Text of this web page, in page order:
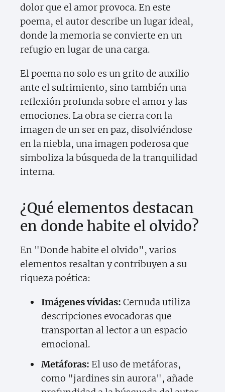
dolor que el amor provoca. En este
poema, el autor describe un lugar ideal,
donde la memoria se convierte en un
refugio en lugar de una carga.
El poema no solo es un grito de auxilio
ante el sufrimiento, sino también una
reflexión profunda sobre el amor y las
emociones. La obra se cierra con la
imagen de un ser en paz, disolviéndose
en la niebla, una imagen poderosa que
simboliza la búsqueda de la tranquilidad
interna.
¿Qué elementos destacan
en donde habite el olvido?
En "Donde habite el olvido", varios
elementos resaltan y contribuyen a su
riqueza poética:
Imágenes vívidas: Cernuda utiliza
descripciones evocadoras que
transportan al lector a un espacio
emocional.
Metáforas: El uso de metáforas,
como "jardines sin aurora", añade